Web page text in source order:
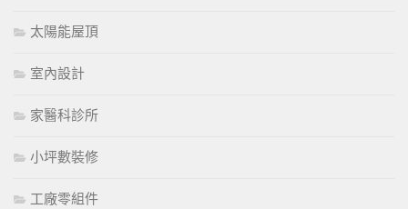
太陽能屋頂
室內設計
家醫科診所
小坪數裝修
工廠零組件